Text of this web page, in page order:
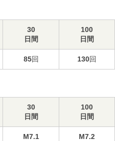
30
日間
100
日間
85回 130回
30
日間
100
日間
M7.1
M7.2